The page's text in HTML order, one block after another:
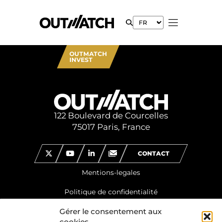
Gérer le consentement aux
OUTMATCH
INVEST
122 Boulevard de Courcelles
75017 Paris, France
CONTACT
Mentions-legales
Politique de confidentialité